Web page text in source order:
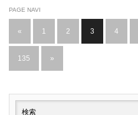
PAGE NAVI
« 1 2 3 4
135 »